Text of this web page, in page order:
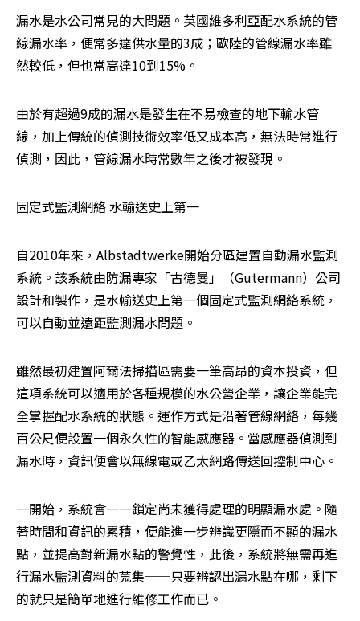
漏水是水公司常見的大問題。英國維多利亞配水系統的管
線漏水率，便常多達供水量的3成；歐陸的管線漏水率雖
然較低，但也常高達10到15%。
由於有超過9成的漏水是發生在不易檢查的地下輸水管
線，加上傳統的偵測技術效率低又成本高，無法時常進行
偵測，因此，管線漏水時常數年之後才被發現。
固定式監測網絡 水輸送史上第一
自2010年來，Albstadtwerke開始分區建置自動漏水監測
系統。該系統由防漏專家「古德曼」（Gutermann）公司
設計和製作，是水輸送史上第一個固定式監測網絡系統，
可以自動並遠距監測漏水問題。
雖然最初建置阿爾法掃描區需要一筆高昂的資本投資，但
這項系統可以適用於各種規模的水公營企業，讓企業能完
全掌握配水系統的狀態。運作方式是沿著管線網絡，每幾
百公尺便設置一個永久性的智能感應器。當感應器偵測到
漏水時，資訊便會以無線電或乙太網路傳送回控制中心。
一開始，系統會一一鎖定尚未獲得處理的明顯漏水處。隨
著時間和資訊的累積，便能進一步辨識更隱而不顯的漏水
點，並提高對新漏水點的警覺性，此後，系統將無需再進
行漏水監測資料的蒐集──只要辨認出漏水點在哪，剩下
的就只是簡單地進行維修工作而已。